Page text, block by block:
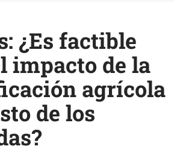
¿Es factible
impacto de la
agrícola
de los